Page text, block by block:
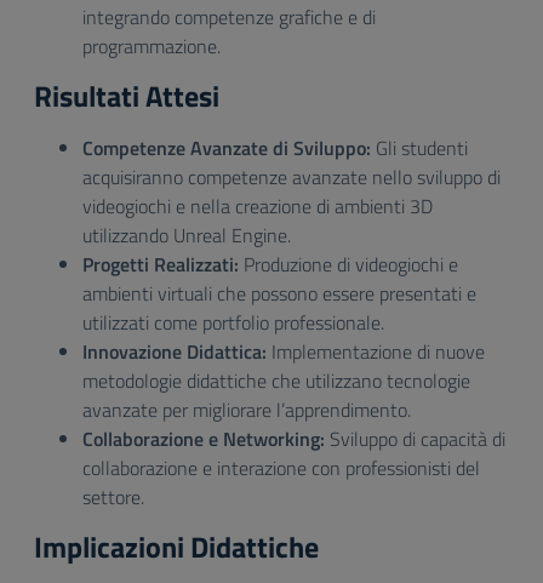
integrando competenze grafiche e di
programmazione.
Risultati Attesi
Competenze Avanzate di Sviluppo: Gli studenti
acquisiranno competenze avanzate nello sviluppo di
videogiochi e nella creazione di ambienti 3D
utilizzando Unreal Engine.
Progetti Realizzati: Produzione di videogiochi e
ambienti virtuali che possono essere presentati e
utilizzati come portfolio professionale.
Innovazione Didattica: Implementazione di nuove
metodologie didattiche che utilizzano tecnologie
avanzate per migliorare l’apprendimento.
Collaborazione e Networking: Sviluppo di capacità di
collaborazione e interazione con professionisti del
settore.
Implicazioni Didattiche